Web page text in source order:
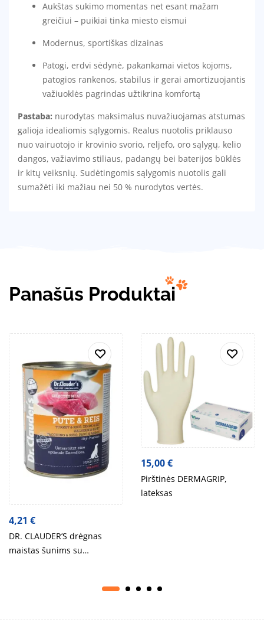
Aukštas sukimo momentas net esant mažam
greičiui – puikiai tinka miesto eismui
Modernus, sportiškas dizainas
Patogi, erdvi sėdynė, pakankamai vietos kojoms,
patogios rankenos, stabilus ir gerai amortizuojantis
važiuoklės pagrindas užtikrina komfortą
Pastaba: nurodytas maksimalus nuvažiuojamas atstumas
galioja idealiomis sąlygomis. Realus nuotolis priklauso
nuo vairuotojo ir krovinio svorio, reljefo, oro sąlygų, kelio
dangos, važiavimo stiliaus, padangų bei baterijos būklės
ir kitų veiksnių. Sudėtingomis sąlygomis nuotolis gali
sumažėti iki mažiau nei 50 % nurodytos vertės.
Panašūs Produktai
4,21 €
DR. CLAUDER’S drėgnas
maistas šunims su
15,00€
Pirštinės DERMAGRIP,
lateksas